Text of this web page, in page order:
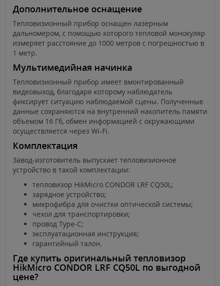
Дополнительное оснащение
Тепловизионный прибор оснащен лазерным
дальномером, с помощью которого тепловой монокуляр
измеряет расстояние до 1000 метров с погрешностью в
1 метр.
Мультимедийная начинка
Тепловизионный прибор имеет вмонтированный
видеовыход, благодаря которому наблюдатель
фиксирует ситуацию наблюдаемой сцены. Полученные
данные сохраняются на внутренний накопитель памяти
объемом 16 Гб, обмен информацией с окружающими
осуществляется через Wi-Fi.
Комплектация
Завод-изготовитель выпускает тепловизионное
устройство в такой комплектации:
тепловизор HikMicro CONDOR LRF CQ50L;
зарядное устройство;
микрофибра для очистки оптической системы;
чехол для транспортировки;
провод Type-C;
эксплуатационная инструкция;
гарантийный талон.
Где купить оригинальный тепловизор
HikMicro CONDOR LRF CQ50L по выгодной
цене?